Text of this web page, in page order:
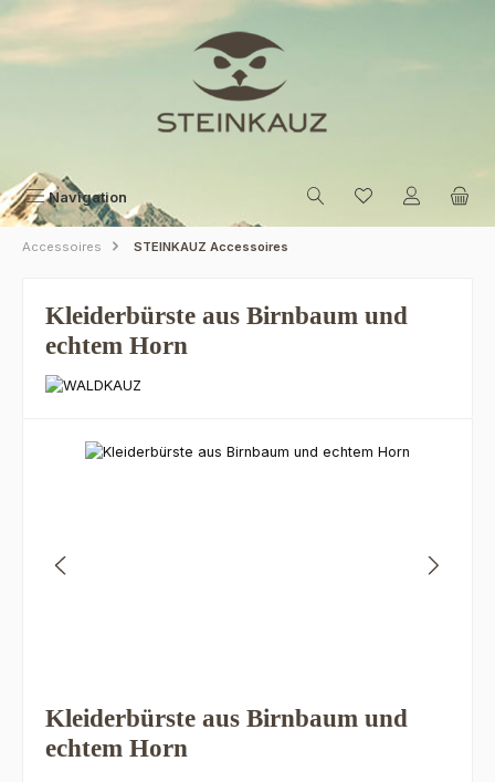
Zum Hauptinhalt springen
Navigation
Accessoires STEINKAUZ Accessoires
Kleiderbürste aus Birnbaum und
echtem Horn
Bildergalerie überspringen
Kleiderbürste aus Birnbaum und
echtem Horn